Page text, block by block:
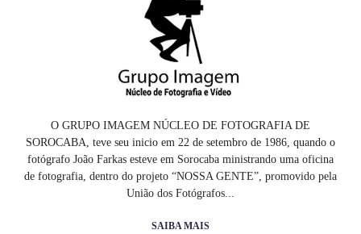
O GRUPO IMAGEM NÚCLEO DE FOTOGRAFIA DE
SOROCABA, teve seu inicio em 22 de setembro de 1986, quando o
fotógrafo João Farkas esteve em Sorocaba ministrando uma oficina
de fotografia, dentro do projeto “NOSSA GENTE”, promovido pela
União dos Fotógrafos...
SAIBA MAIS